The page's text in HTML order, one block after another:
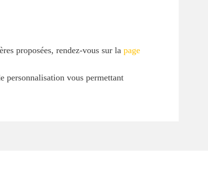
proposées, rendez-vous sur la page
personnalisation vous permettant